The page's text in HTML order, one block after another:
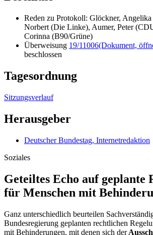
Reden zu Protokoll: Glöckner,
Norbert (Die Linke), Aumer, Peter
Corinna (B90/Grüne)
Überweisung 19/11006(Dokument,
beschlossen
Tagesordnung
Sitzungsverlauf
Herausgeber
Deutscher Bundestag, Internetredaktion
Soziales
Geteiltes Echo auf geplante
für Menschen mit
Ganz unterschiedlich beurteilen
Bundesregierung geplanten rechtlichen
mit Behinderungen, mit denen sich der